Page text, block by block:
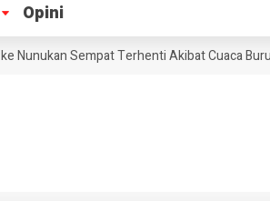
Opini
Opini
Nunukan Sempat Terhenti Akibat Cuaca